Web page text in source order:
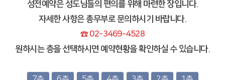
성전예약은 성도님들의 편의를 위해 마련한 장입니다.
자세한 사항은 총무부로 문의하시기 바랍니다.
☎ 02-3469-4528
원하시는 층을 선택하시면 예약현황을 확인하실 수 있습니다.